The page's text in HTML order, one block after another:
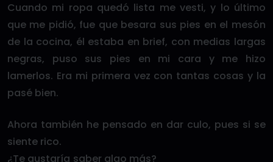
Cuando mi ropa quedó lista me vesti, y lo último
que me pidió, fue que besara sus pies en el mesón
de la cocina, él estaba en brief, con medias largas
negras, puso sus pies en mi cara y me hizo
lamerlos. Era mi primera vez con tantas cosas y la
pasé bien.
Ahora también he pensado en dar culo, pues si se
siente rico.
¿Te gustaría saber algo más?